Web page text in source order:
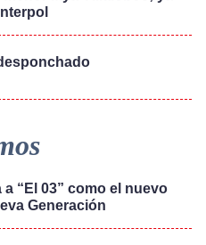
“El 03” como el nuevo
Generación